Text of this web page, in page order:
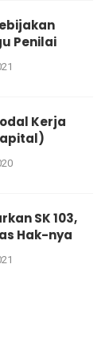
Penilai
Kerja
SK 103,
Hak-nya